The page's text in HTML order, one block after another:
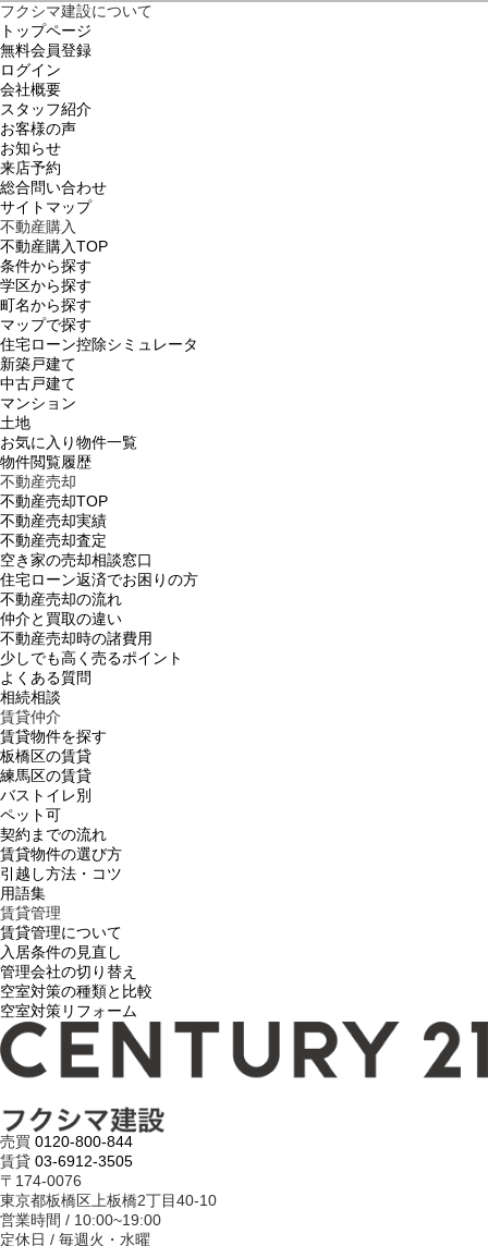
フクシマ建設について
トップページ
無料会員登録
ログイン
会社概要
スタッフ紹介
お客様の声
お知らせ
来店予約
総合問い合わせ
サイトマップ
不動産購入
不動産購入TOP
条件から探す
学区から探す
町名から探す
マップで探す
住宅ローン控除シミュレータ
新築戸建て
中古戸建て
マンション
土地
お気に入り物件一覧
物件閲覧履歴
不動産売却
不動産売却TOP
不動産売却実績
不動産売却査定
空き家の売却相談窓口
住宅ローン返済でお困りの方
不動産売却の流れ
仲介と買取の違い
不動産売却時の諸費用
少しでも高く売るポイント
よくある質問
相続相談
賃貸仲介
賃貸物件を探す
板橋区の賃貸
練馬区の賃貸
バストイレ別
ペット可
契約までの流れ
賃貸物件の選び方
引越し方法・コツ
用語集
賃貸管理
賃貸管理について
入居条件の見直し
管理会社の切り替え
空室対策の種類と比較
空室対策リフォーム
売買 0120-800-844
賃貸 03-6912-3505
〒174-0076
東京都板橋区上板橋2丁目40-10
営業時間 / 10:00~19:00
定休日 / 毎週火・水曜